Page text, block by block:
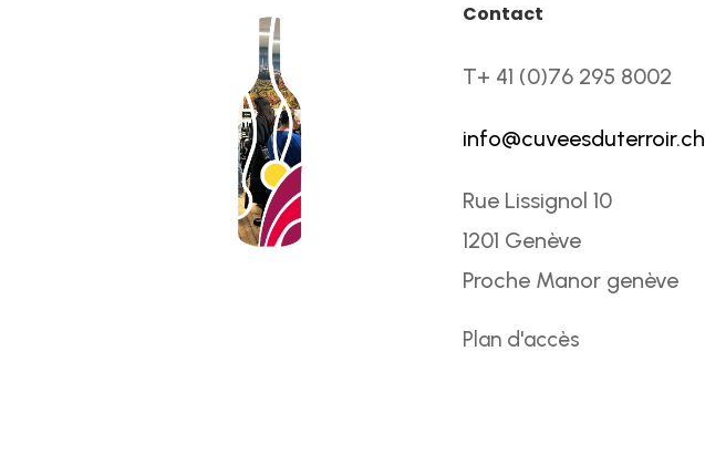
Contact
T+ 41 (0)76 295 8002
info@cuveesduterroir.ch
Rue Lissignol 10
1201 Genève
Proche Manor genève
Plan d'accès